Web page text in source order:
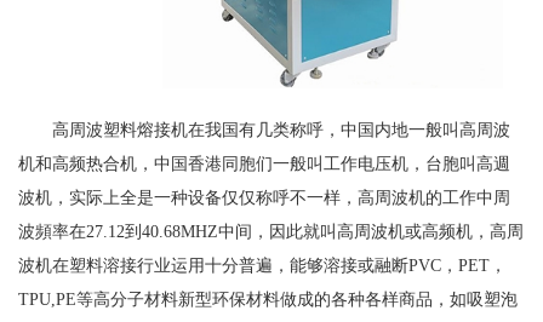
高周波塑料熔接机在我国有几类称呼，中国内地一般叫高周波
机和高频热合机，中国香港同胞们一般叫工作电压机，台胞叫高週
波机，实际上全是一种设备仅仅称呼不一样，高周波机的工作中周
波頻率在27.12到40.68MHZ中间，因此就叫高周波机或高频机，高周
波机在塑料溶接行业运用十分普遍，能够溶接或融断PVC，PET，
TPU,PE等高分子材料新型环保材料做成的各种各样商品，如吸塑泡